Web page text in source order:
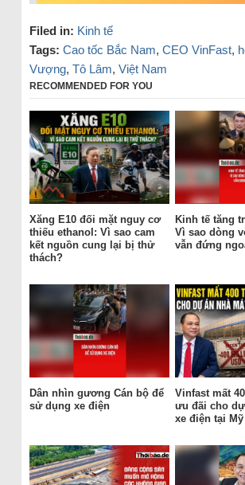
Filed in: Kinh tế
Tags: Cao tốc Bắc Nam, CEO VinFast,
Vượng, Tô Lâm, Việt Nam
RECOMMENDED FOR YOU
Xăng E10 đối mặt nguy cơ
thiếu ethanol: Vì sao cam
kết nguồn cung lại bị thử
thách?
Kinh tế tăng
Vì sao dòng
vẫn đứng
Dân nhìn gương Cán bộ để
sử dụng xe điện
Vinfast mất
ưu đãi cho
xe điện tại Mỹ